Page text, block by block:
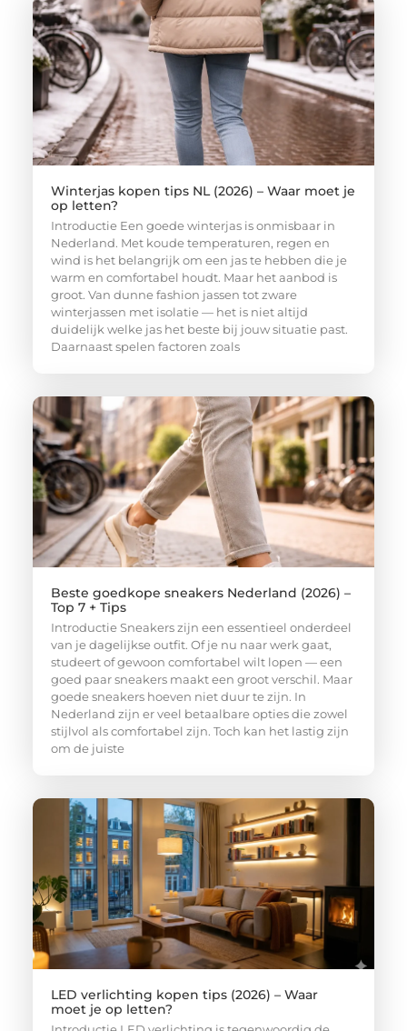
Winterjas kopen tips NL (2026) – Waar moet je
op letten?
Introductie Een goede winterjas is onmisbaar in
Nederland. Met koude temperaturen, regen en
wind is het belangrijk om een jas te hebben die je
warm en comfortabel houdt. Maar het aanbod is
groot. Van dunne fashion jassen tot zware
winterjassen met isolatie — het is niet altijd
duidelijk welke jas het beste bij jouw situatie past.
Daarnaast spelen factoren zoals
Beste goedkope sneakers Nederland (2026) –
Top 7 + Tips
Introductie Sneakers zijn een essentieel onderdeel
van je dagelijkse outfit. Of je nu naar werk gaat,
studeert of gewoon comfortabel wilt lopen — een
goed paar sneakers maakt een groot verschil. Maar
goede sneakers hoeven niet duur te zijn. In
Nederland zijn er veel betaalbare opties die zowel
stijlvol als comfortabel zijn. Toch kan het lastig zijn
om de juiste
LED verlichting kopen tips (2026) – Waar
moet je op letten?